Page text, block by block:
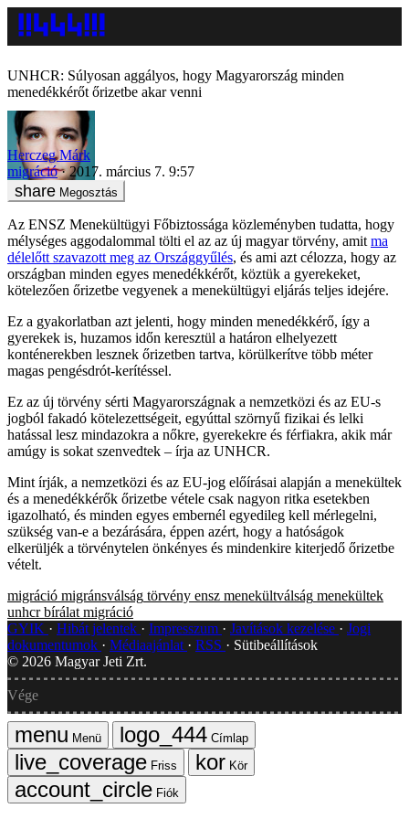
UNHCR: Súlyosan aggályos, hogy Magyarország minden
menedékkérőt őrizetbe akar venni
Herczeg Márk
migráció
2017. március 7. 9:57
Megosztás
Az ENSZ Menekültügyi Főbiztossága közleményben tudatta, hogy
mélységes aggodalommal tölti el az az új magyar törvény, amit ma
délelőtt szavazott meg az Országgyűlés, és ami azt célozza, hogy az
országban minden egyes menedékkérőt, köztük a gyerekeket,
kötelezően őrizetbe vegyenek a menekültügyi eljárás teljes idejére.
Ez a gyakorlatban azt jelenti, hogy minden menedékkérő, így a
gyerekek is, huzamos időn keresztül a határon elhelyezett
konténerekben lesznek őrizetben tartva, körülkerítve több méter
magas pengésdrót-kerítéssel.
Ez az új törvény sérti Magyarországnak a nemzetközi és az EU-s
jogból fakadó kötelezettségeit, egyúttal szörnyű fizikai és lelki
hatással lesz mindazokra a nőkre, gyerekekre és férfiakra, akik már
amúgy is sokat szenvedtek – írja az UNHCR.
Mint írják, a nemzetközi és az EU-jog előírásai alapján a menekültek
és a menedékkérők őrizetbe vétele csak nagyon ritka esetekben
igazolható, és minden egyes embernél egyedileg kell mérlegelni,
szükség van-e a bezárására, éppen azért, hogy a hatóságok
elkerüljék a törvénytelen önkényes és mindenkire kiterjedő őrizetbe
vételt.
migráció migránsválság törvény ensz menekültválság menekültek
unhcr bírálat migráció
GYIK
Hibát jelentek Impresszum Javítások kezelése
Jogi
dokumentumok
Médiaajánlat RSS
Sütibeállítások
© 2026 Magyar Jeti Zrt.
Vége
Menü
Címlap
Friss
Kör
Fiók